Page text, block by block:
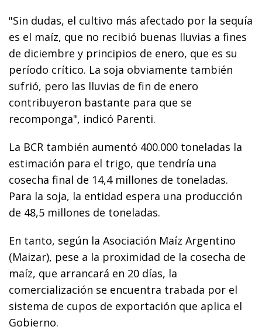
"Sin dudas, el cultivo más afectado por la sequía
es el maíz, que no recibió buenas lluvias a fines
de diciembre y principios de enero, que es su
período crítico. La soja obviamente también
sufrió, pero las lluvias de fin de enero
contribuyeron bastante para que se
recomponga", indicó Parenti.
La BCR también aumentó 400.000 toneladas la
estimación para el trigo, que tendría una
cosecha final de 14,4 millones de toneladas.
Para la soja, la entidad espera una producción
de 48,5 millones de toneladas.
En tanto, según la Asociación Maíz Argentino
(Maizar), pese a la proximidad de la cosecha de
maíz, que arrancará en 20 días, la
comercialización se encuentra trabada por el
sistema de cupos de exportación que aplica el
Gobierno.